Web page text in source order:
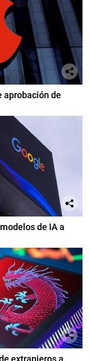
aprobación de
de IA a